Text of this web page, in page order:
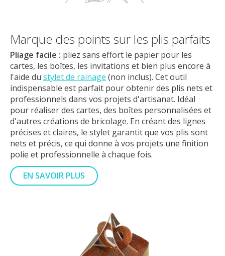
Marque des points sur les plis parfaits
Pliage facile : pliez sans effort le papier pour les
cartes, les boîtes, les invitations et bien plus encore à
l'aide du stylet de rainage (non inclus). Cet outil
indispensable est parfait pour obtenir des plis nets et
professionnels dans vos projets d'artisanat. Idéal
pour réaliser des cartes, des boîtes personnalisées et
d'autres créations de bricolage. En créant des lignes
précises et claires, le stylet garantit que vos plis sont
nets et précis, ce qui donne à vos projets une finition
polie et professionnelle à chaque fois.
EN SAVOIR PLUS